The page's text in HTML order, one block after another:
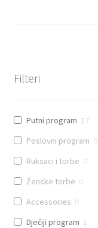
Filteri
Putni program 17
Poslovni program 0
Ruksaci i torbe 0
Ženske torbe 0
Accessories 0
Dječiji program 1